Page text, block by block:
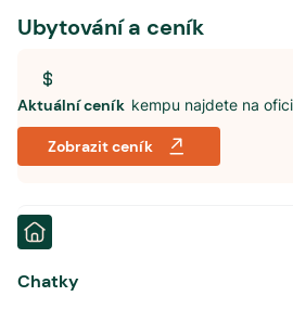
Ubytování a ceník
Aktuální ceník kempu najdete na
Zobrazit ceník
Chatky